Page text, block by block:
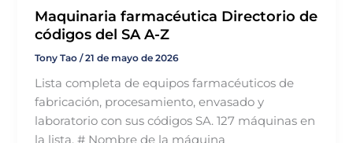
Maquinaria farmacéutica Directorio de
códigos del SA A-Z
Tony Tao/21 de mayo de 2026
Lista completa de equipos farmacéuticos de
fabricación, procesamiento, envasado y
laboratorio con sus códigos SA. 127 máquinas en